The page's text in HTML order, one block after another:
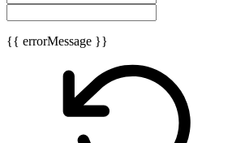
{{ errorMessage }}